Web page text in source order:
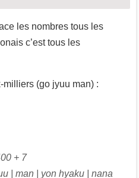
les nombres tous les
c’est tous les
(go jyuu man) :
+ 7
| man | yon hyaku | nana